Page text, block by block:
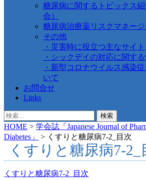
糖尿病に関するトピックス
会）
糖尿病治療薬リスクマネー
その他
・災害時に役立つ主なサイト
・シックデイの対応に関す
・新型コロナウイルス感染
いて
お問合せ
Links
検
索:
HOME > 学会誌「Japanese Journal of
Diabetes」
> くすりと糖尿病7-2_目次
くすりと糖尿病7-2_
くすりと糖尿病7-2_目次